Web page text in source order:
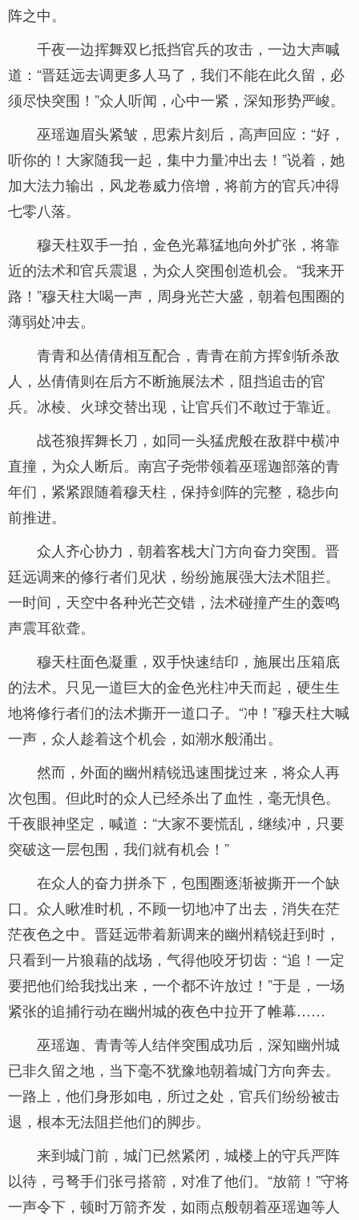
阵之中。
千夜一边挥舞双匕抵挡官兵的攻击，一边大声喊
道：“晋廷远去调更多人马了，我们不能在此久留，必
须尽快突围！”众人听闻，心中一紧，深知形势严峻。
巫瑶迦眉头紧皱，思索片刻后，高声回应：“好，
听你的！大家随我一起，集中力量冲出去！”说着，她
加大法力输出，风龙卷威力倍增，将前方的官兵冲得
七零八落。
穆天柱双手一拍，金色光幕猛地向外扩张，将靠
近的法术和官兵震退，为众人突围创造机会。“我来开
路！”穆天柱大喝一声，周身光芒大盛，朝着包围圈的
薄弱处冲去。
青青和丛倩倩相互配合，青青在前方挥剑斩杀敌
人，丛倩倩则在后方不断施展法术，阻挡追击的官
兵。冰棱、火球交替出现，让官兵们不敢过于靠近。
战苍狼挥舞长刀，如同一头猛虎般在敌群中横冲
直撞，为众人断后。南宫子尧带领着巫瑶迦部落的青
年们，紧紧跟随着穆天柱，保持剑阵的完整，稳步向
前推进。
众人齐心协力，朝着客栈大门方向奋力突围。晋
廷远调来的修行者们见状，纷纷施展强大法术阻拦。
一时间，天空中各种光芒交错，法术碰撞产生的轰鸣
声震耳欲聋。
穆天柱面色凝重，双手快速结印，施展出压箱底
的法术。只见一道巨大的金色光柱冲天而起，硬生生
地将修行者们的法术撕开一道口子。“冲！”穆天柱大喊
一声，众人趁着这个机会，如潮水般涌出。
然而，外面的幽州精锐迅速围拢过来，将众人再
次包围。但此时的众人已经杀出了血性，毫无惧色。
千夜眼神坚定，喊道：“大家不要慌乱，继续冲，只要
突破这一层包围，我们就有机会！”
在众人的奋力拼杀下，包围圈逐渐被撕开一个缺
口。众人瞅准时机，不顾一切地冲了出去，消失在茫
茫夜色之中。晋廷远带着新调来的幽州精锐赶到时，
只看到一片狼藉的战场，气得他咬牙切齿：“追！一定
要把他们给我找出来，一个都不许放过！”于是，一场
紧张的追捕行动在幽州城的夜色中拉开了帷幕……
巫瑶迦、青青等人结伴突围成功后，深知幽州城
已非久留之地，当下毫不犹豫地朝着城门方向奔去。
一路上，他们身形如电，所过之处，官兵们纷纷被击
退，根本无法阻拦他们的脚步。
来到城门前，城门已然紧闭，城楼上的守兵严阵
以待，弓弩手们张弓搭箭，对准了他们。“放箭！”守将
一声令下，顿时万箭齐发，如雨点般朝着巫瑶迦等人